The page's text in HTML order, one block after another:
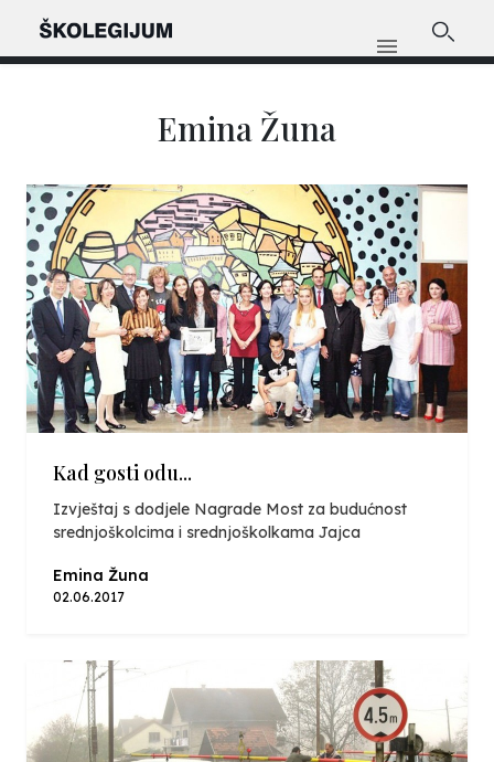
Emina Žuna
Kad gosti odu...
Izvještaj s dodjele Nagrade Most za budućnost
srednjoškolcima i srednjoškolkama Jajca
Emina Žuna
02.06.2017